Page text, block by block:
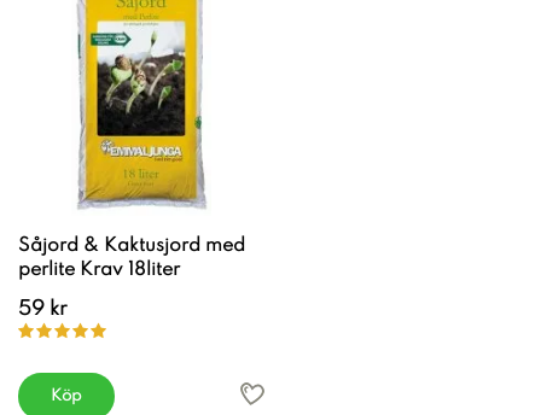
Såjord & Kaktusjord med
perlite Krav 18liter
59 kr
Köp